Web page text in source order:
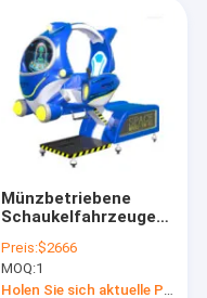
Münzbetriebene
Schaukelfahrzeuge
und fröhliche Lieder
für Kinder
Preis:$2666
MOQ:1